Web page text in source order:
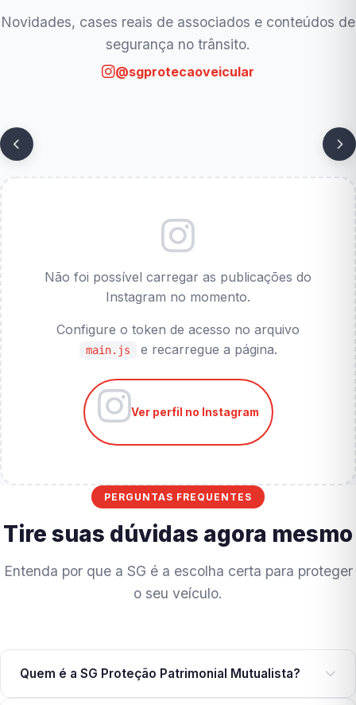
Novidades, cases reais de associados e conteúdos de
segurança no trânsito.
@sgprotecaoveicular
Não foi possível carregar as publicações do
Instagram no momento.
Configure o token de acesso no arquivo
main.js e recarregue a página.
Ver perfil no Instagram
PERGUNTAS FREQUENTES
Tire suas dúvidas agora mesmo
Entenda por que a SG é a escolha certa para proteger
o seu veículo.
Quem é a SG Proteção Patrimonial Mutualista?